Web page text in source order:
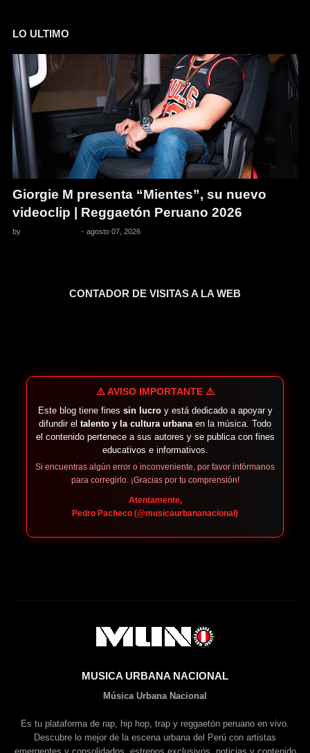
LO ULTIMO
Giorgie M presenta “Mientes”, su nuevo
videoclip | Reggaetón Peruano 2026
by - agosto 07, 2026
CONTADOR DE VISITAS A LA WEB
⚠️ AVISO IMPORTANTE ⚠️
Este blog tiene fines sin lucroy está dedicado a apoyar y
difundir el talento y la cultura urbana en la música. Todo
el contenido pertenece a sus autores y se publica con fines
educativos e informativos.
Si encuentras algún error o inconveniente, por favor infórmanos
para corregirlo. ¡Gracias por tu comprensión!
Atentamente,
Pedro Pacheco (@musicaurbananacional)
MUSICA URBANA NACIONAL
Música Urbana Nacional
Es tu plataforma de rap, hip hop, trap y reggaetón peruano en vivo.
Descubre lo mejor de la escena urbana del Perú con artistas